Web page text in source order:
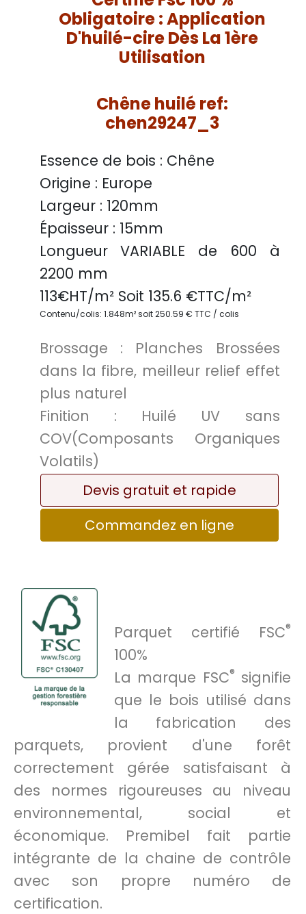
Obligatoire : Application
D'huilé-cire Dès La 1ère
Utilisation
Chêne huilé ref:
chen29247_3
Essence de bois : Chêne
Origine : Europe
Largeur : 120mm
Épaisseur : 15mm
Longueur VARIABLE de 600 à
2200 mm
113€HT/m² Soit 135.6 €TTC/m²
Contenu/colis: 1.848m² soit 250.59 € TTC / colis
Brossage : Planches Brossées
dans la fibre, meilleur relief effet
plus naturel
Finition : Huilé UV sans
COV(Composants Organiques
Volatils)
Devis gratuit et rapide
Commandez en ligne
Parquet certifié FSC®
100%
La marque FSC® signifie
que le bois utilisé dans
la fabrication des
parquets, provient d'une forêt
correctement gérée satisfaisant à
des normes rigoureuses au niveau
environnemental, social et
économique. Premibel fait partie
intégrante de la chaine de contrôle
avec son propre numéro de
certification.